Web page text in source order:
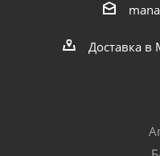
Доставка